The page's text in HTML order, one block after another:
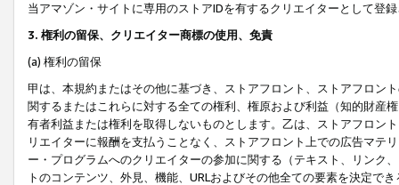
当アマゾン・サイトに専用のストアIDを有するクリエイターとして登
3. 権利の留保、クリエイター商標の使用、免責
(a) 権利の留保
甲は、本規約またはその他に基づき、ストアフロント、ストアフロン
関するまたはこれらに対する全ての権利、権原および利益（知的財産
有者利益または権利を取得しないものとします。乙は、ストアフロン
リエイターに報酬を支払うことなく、ストアフロント上での広告マテ
ー・プログラムへのクリエイターの参加に関する（テキスト、リンク
トのコンテンツ、外見、機能、URLおよびその他全ての要素を決定で